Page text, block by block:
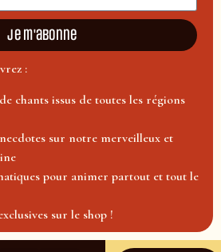
Je m'abonne
:
chants issus de toutes les régions
sur notre merveilleux et
pour animer partout et tout le
sur le shop !